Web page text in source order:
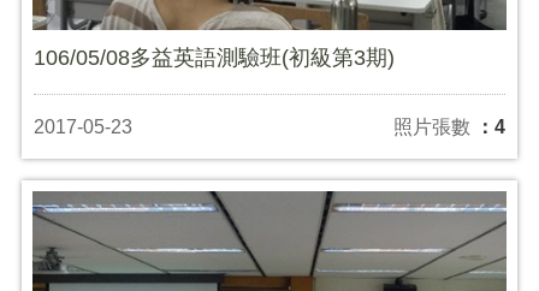
106/05/08多益英語測驗班(初級第3期)
2017-05-23 照片張數 ：4